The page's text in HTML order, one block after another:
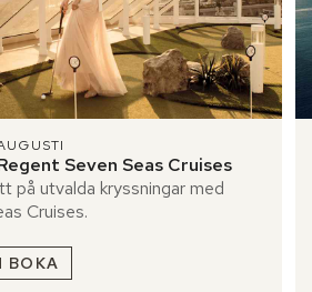
Seven Seas Cruises
på utvalda kryssningar med
Cruises.
BOKA